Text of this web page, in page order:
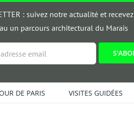
: suivez notre actualité et recevez
un parcours architectural du Marais
DE PARIS VISITES GUIDÉES